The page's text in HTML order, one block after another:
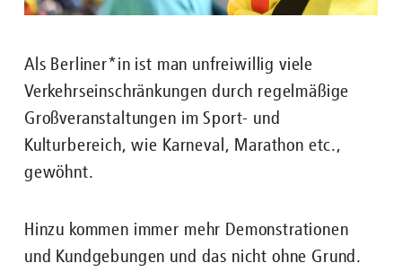
Als Berliner*in ist man unfreiwillig viele
Verkehrseinschränkungen durch regelmäßige
Großveranstaltungen im Sport- und
Kulturbereich, wie Karneval, Marathon etc.,
gewöhnt.
Hinzu kommen immer mehr Demonstrationen
und Kundgebungen und das nicht ohne Grund.